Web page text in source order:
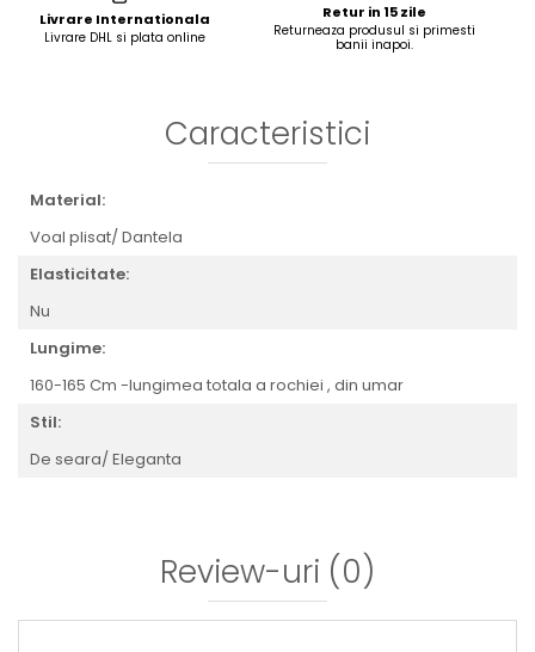
Livrare Internationala
Livrare DHL si plata online
Retur in 15 zile
Returneaza produsul si primesti
banii inapoi.
Caracteristici
Material:
Voal plisat/ Dantela
Elasticitate:
Nu
Lungime:
160-165 Cm -lungimea totala a rochiei , din umar
Stil:
De seara/ Eleganta
Review-uri (0)